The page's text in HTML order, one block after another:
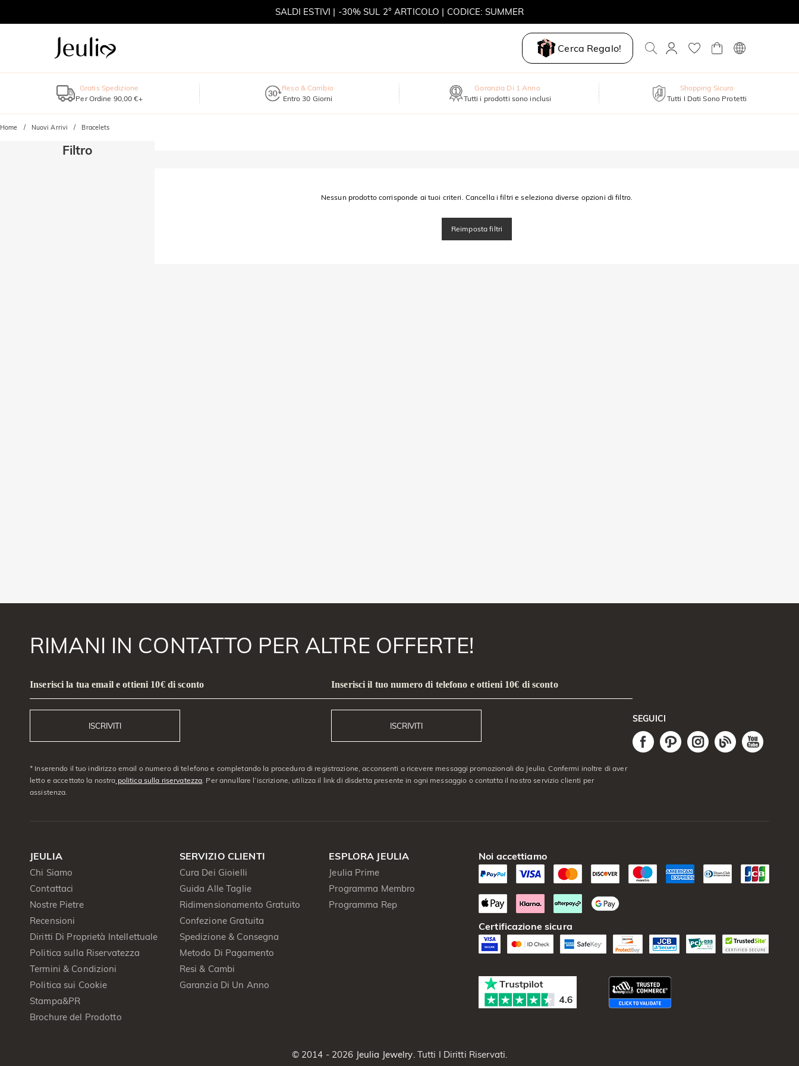
SALDI ESTIVI | -30% SUL 2° ARTICOLO | CODICE: SUMMER
Cerca Regalo!
Gratis Spedizione
Per Ordine 90,00 €+
Reso & Cambio
Entro 30 Giorni
Garanzia Di 1 Anno
Tutti i prodotti sono inclusi
Shopping Sicuro
Tutti I Dati Sono Protetti
Home Nuovi Arrivi Bracelets
Filtro
Nessun prodotto corrisponde ai tuoi criteri. Cancella i filtri e seleziona diverse opzioni di filtro.
Reimposta filtri
RIMANI IN CONTATTO PER ALTRE OFFERTE!
Inserisci la tua email e ottieni 10€ di sconto
ISCRIVITI
Inserisci il tuo numero di telefono e ottieni 10€ di sconto
ISCRIVITI
* Inserendo il tuo indirizzo email o numero di telefono e completando la procedura di registrazione, acconsenti a ricevere messaggi promozionali da Jeulia. Confermi inoltre di aver
letto e accettato la nostra politica sulla riservatezza . Per annullare l’iscrizione, utilizza il link di disdetta presente in ogni messaggio o contatta il nostro servizio clienti per
assistenza.
SEGUICI
JEULIA
Chi Siamo
Contattaci
Nostre Pietre
Recensioni
Diritti Di Proprietà Intellettuale
Politica sulla Riservatezza
Termini & Condizioni
Politica sui Cookie
Stampa&PR
Brochure del Prodotto
SERVIZIO CLIENTI
Cura Dei Gioielli
Guida Alle Taglie
Ridimensionamento Gratuito
Confezione Gratuita
Spedizione & Consegna
Metodo Di Pagamento
Resi & Cambi
Garanzia Di Un Anno
ESPLORA JEULIA
Jeulia Prime
Programma Membro
Programma Rep
Noi accettiamo
Certificazione sicura
© 2014 - 2026 Jeulia Jewelry . Tutti I Diritti Riservati.